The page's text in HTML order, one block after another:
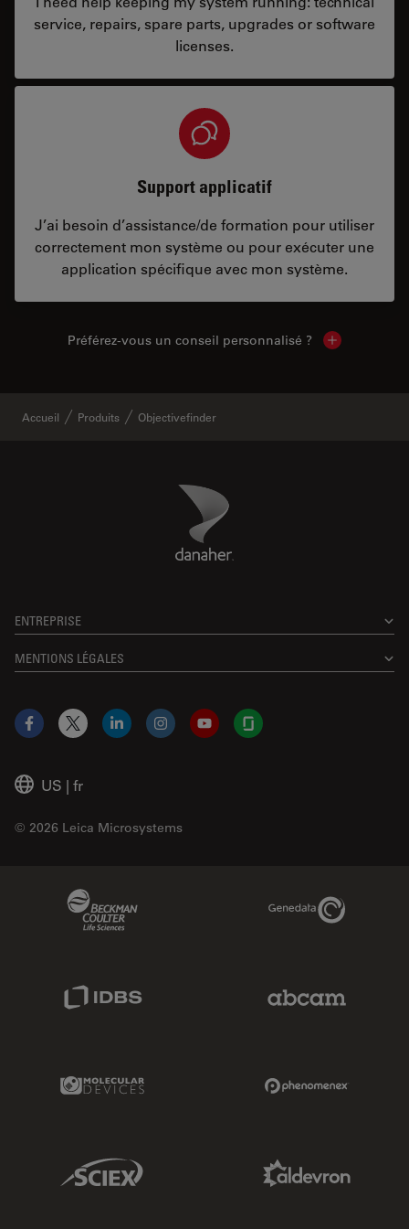
service, repairs, spare parts, upgrades or software
licenses.
Support applicatif
J’ai besoin d’assistance/de formation pour utiliser
correctement mon système ou pour exécuter une
application spécifique avec mon système.
Préférez-vous un conseil personnalisé ? Show local
Accueil Produits Objectivefinder
Danaher Logo
ENTREPRISE
MENTIONS LÉGALES
US | fr
© 2026 Leica Microsystems
Facebook
X LinkedInInstagramYouTubeGlassdoor
Genedata Link
Molecular Devices Link
Sciex Link